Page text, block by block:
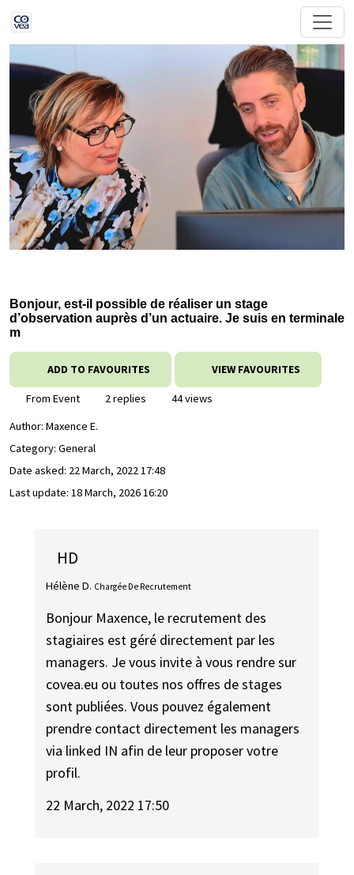
Bonjour, est-il possible de réaliser un stage
d’observation auprès d’un actuaire. Je suis en terminale
m
ADD TO FAVOURITES VIEW FAVOURITES
From Event 2 replies
44 views
Author: Maxence E.
Category: General
Date asked: 22 March, 2022 17:48
Last update: 18 March, 2026 16:20
HD
Hélène D. Chargée De Recrutement
Bonjour Maxence, le recrutement des
stagiaires est géré directement par les
managers. Je vous invite à vous rendre sur
covea.eu ou toutes nos offres de stages
sont publiées. Vous pouvez également
prendre contact directement les managers
via linked IN afin de leur proposer votre
profil.
22 March, 2022 17:50